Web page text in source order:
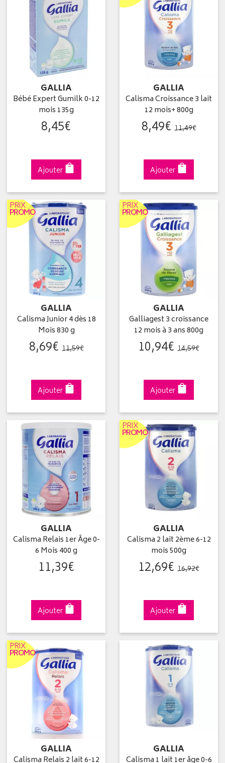
GALLIA
Bébé Expert Gumilk 0-12
mois 135g
8,45€
Ajouter
GALLIA
Calisma Croissance 3 lait
12 mois+ 800g
8,49€ 11,49€
Ajouter
PRIX
PROMO
GALLIA
Calisma Junior 4 dès 18
Mois 830 g
8,69€ 11,59€
Ajouter
PRIX
PROMO
GALLIA
Galliagest 3 croissance
12 mois à 3 ans 800g
10,94€ 14,59€
Ajouter
GALLIA
Calisma Relais 1er Âge 0-
6 Mois 400 g
11,39€
Ajouter
PRIX
PROMO
GALLIA
Calisma 2 lait 2ème 6-12
mois 500g
12,69€ 16,92€
Ajouter
PRIX
PROMO
GALLIA
Calisma Relais 2 lait 6-12
GALLIA
Calisma 1 lait 1er âge 0-6